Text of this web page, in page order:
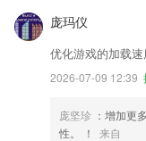
庞玛仪
优化游戏的加载
2026-07-09 12:39
庞坚珍 ：增加更
性。 ！
来自